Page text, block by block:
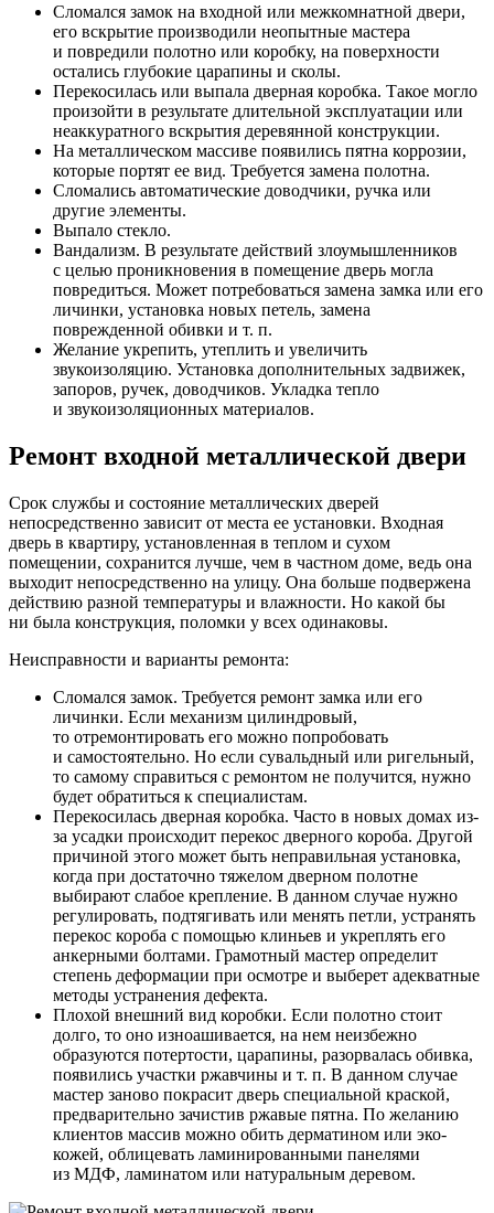
Сломался замок на входной или межкомнатной двери,
его вскрытие производили неопытные мастера
и повредили полотно или коробку, на поверхности
остались глубокие царапины и сколы.
Перекосилась или выпала дверная коробка. Такое могло
произойти в результате длительной эксплуатации или
неаккуратного вскрытия деревянной конструкции.
На металлическом массиве появились пятна коррозии,
которые портят ее вид. Требуется замена полотна.
Сломались автоматические доводчики, ручка или
другие элементы.
Выпало стекло.
Вандализм. В результате действий злоумышленников
с целью проникновения в помещение дверь могла
повредиться. Может потребоваться замена замка или его
личинки, установка новых петель, замена
поврежденной обивки и т. п.
Желание укрепить, утеплить и увеличить
звукоизоляцию. Установка дополнительных задвижек,
запоров, ручек, доводчиков. Укладка тепло
и звукоизоляционных материалов.
Ремонт входной металлической двери
Срок службы и состояние металлических дверей
непосредственно зависит от места ее установки. Входная
дверь в квартиру, установленная в теплом и сухом
помещении, сохранится лучше, чем в частном доме, ведь она
выходит непосредственно на улицу. Она больше подвержена
действию разной температуры и влажности. Но какой бы
ни была конструкция, поломки у всех одинаковы.
Неисправности и варианты ремонта:
Сломался замок. Требуется ремонт замка или его
личинки. Если механизм цилиндровый,
то отремонтировать его можно попробовать
и самостоятельно. Но если сувальдный или ригельный,
то самому справиться с ремонтом не получится, нужно
будет обратиться к специалистам.
Перекосилась дверная коробка. Часто в новых домах из-
за усадки происходит перекос дверного короба. Другой
причиной этого может быть неправильная установка,
когда при достаточно тяжелом дверном полотне
выбирают слабое крепление. В данном случае нужно
регулировать, подтягивать или менять петли, устранять
перекос короба с помощью клиньев и укреплять его
анкерными болтами. Грамотный мастер определит
степень деформации при осмотре и выберет адекватные
методы устранения дефекта.
Плохой внешний вид коробки. Если полотно стоит
долго, то оно изноашивается, на нем неизбежно
образуются потертости, царапины, разорвалась обивка,
появились участки ржавчины и т. п. В данном случае
мастер заново покрасит дверь специальной краской,
предварительно зачистив ржавые пятна. По желанию
клиентов массив можно обить дерматином или эко-
кожей, облицевать ламинированными панелями
из МДФ, ламинатом или натуральным деревом.